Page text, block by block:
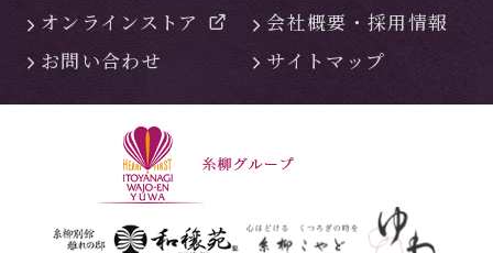
オンラインストア
会社概要・ 採用情報
お問い合わせ
サイトマップ